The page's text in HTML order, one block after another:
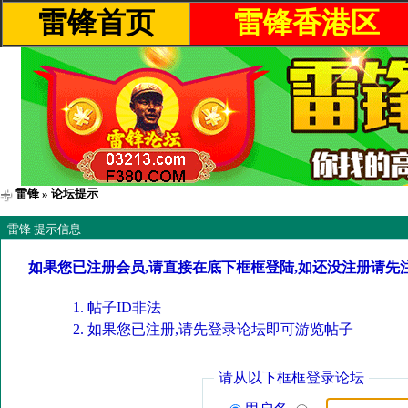
雷锋首页 雷锋香港区
雷锋 » 论坛提示
雷锋 提示信息
如果您已注册会员,请直接在底下框框登陆,如还没注册请先
帖子ID非法
如果您已注册,请先登录论坛即可游览帖子
请从以下框框登录论坛